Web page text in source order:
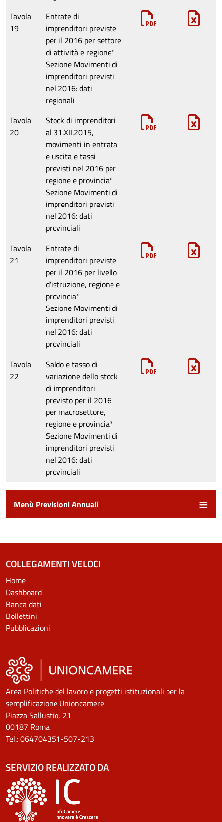
Tavola
19
Entrate di
imprenditori previste
per il 2016 per settore
di attività e regione*
Sezione Movimenti di
imprenditori previsti
nel 2016: dati
regionali
Tavola
20
Stock di imprenditori
al 31.XII.2015,
movimenti in entrata
e uscita e tassi
previsti nel 2016 per
regione e provincia*
Sezione Movimenti di
imprenditori previsti
nel 2016: dati
provinciali
Tavola
21
Entrate di
imprenditori previste
per il 2016 per livello
d'istruzione, regione e
provincia*
Sezione Movimenti di
imprenditori previsti
nel 2016: dati
provinciali
Tavola
22
Saldo e tasso di
variazione dello stock
di imprenditori
previsto per il 2016
per macrosettore,
regione e provincia*
Sezione Movimenti di
imprenditori previsti
nel 2016: dati
provinciali
Menù Previsioni Annuali
COLLEGAMENTI VELOCI
Home
Dashboard
Banca dati
Bollettini
Pubblicazioni
Area Politiche del lavoro e progetti istituzionali per la
semplificazione Unioncamere
Piazza Sallustio, 21
00187 Roma
Tel.: 064704351-507-213
SERVIZIO REALIZZATO DA